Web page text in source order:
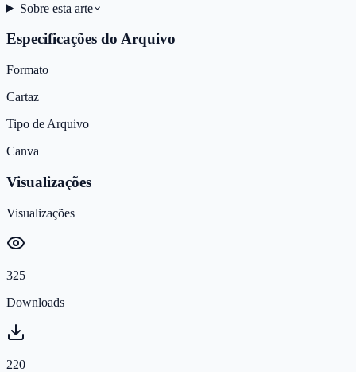
Sobre esta arte
Especificações do Arquivo
Formato
Cartaz
Tipo de Arquivo
Canva
Visualizações
Visualizações
325
Downloads
220